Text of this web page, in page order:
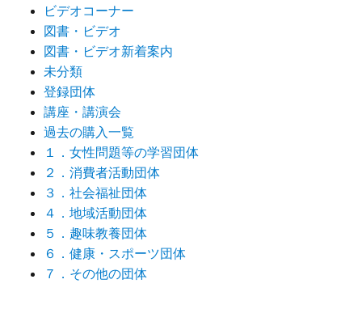
ビデオコーナー
図書・ビデオ
図書・ビデオ新着案内
未分類
登録団体
講座・講演会
過去の購入一覧
１．女性問題等の学習団体
２．消費者活動団体
３．社会福祉団体
４．地域活動団体
５．趣味教養団体
６．健康・スポーツ団体
７．その他の団体